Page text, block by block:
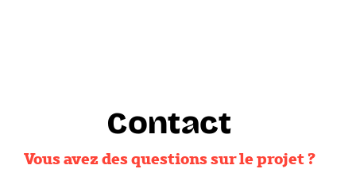
Contact
Vous avez des questions sur le projet ?